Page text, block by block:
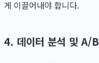
게 이끌어내야 합니다.
4. 데이터 분석 및 A/